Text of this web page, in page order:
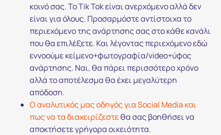
κοινό σας. Το Tik Tok είναι ανερχόμενο αλλά δεν
είναι για όλους. Προσαρμόστε αντίστοιχα το
περιεχόμενο της ανάρτησης σας στο κάθε κανάλι
που θα επιλέξετε. Και λέγοντας περιεχόμενο εδώ
εννοούμε κείμενο+φωτογραφία/video+ύφος
ανάρτησης. Ναι, θα πάρει περισσότερο χρόνο
αλλά το αποτέλεσμα θα έχει μεγαλύτερη
απόδοση.
Ο αναλυτικός μας οδηγός για Social Media και
πως να τα διαχειρίζεστεθα σας βοηθήσει να
αποκτήσετε γρήγορα οικειότητα.